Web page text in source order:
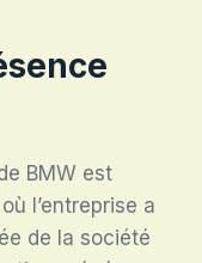
BMW est
l’entreprise a
de la société